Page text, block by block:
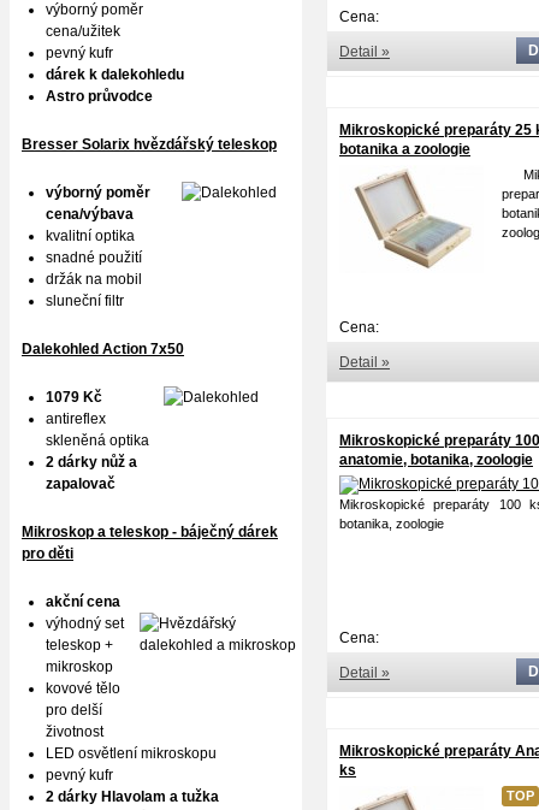
Cena:
Detail »
Mikroskopické preparáty 25
botanika a zoologie
Cena:
Detail »
Mikroskopické preparáty
anatomie, botanika, zoologie
Mikroskopické preparáty 100
botanika, zoologie
Cena:
Detail »
Mikroskopické preparáty
ks
TOP
výborný poměr
cena/užitek
pevný kufr
dárek k dalekohledu
Astro průvodce
Bresser Solarix hvězdářský teleskop
výborný poměr
cena/výbava
kvalitní optika
snadné použití
držák na mobil
sluneční filtr
Dalekohled Action 7x50
1079 Kč
antireflex
skleněná optika
2 dárky nůž a
zapalovač
Mikroskop a teleskop - báječný dárek
pro děti
akční cena
výhodný set
teleskop +
mikroskop
kovové tělo
pro delší
životnost
LED osvětlení mikroskopu
pevný kufr
2 dárky Hlavolam a tužka